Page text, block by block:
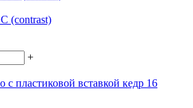
(contrast)
+